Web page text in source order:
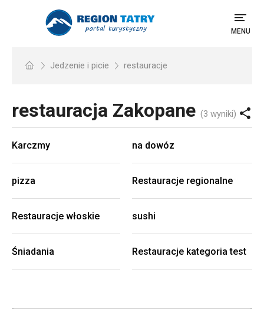
MENU
Jedzenie i picie restauracje
restauracja Zakopane (3 wyniki)
Karczmy na dowóz
pizza Restauracje regionalne
Restauracje włoskie sushi
Śniadania Restauracje kategoria test